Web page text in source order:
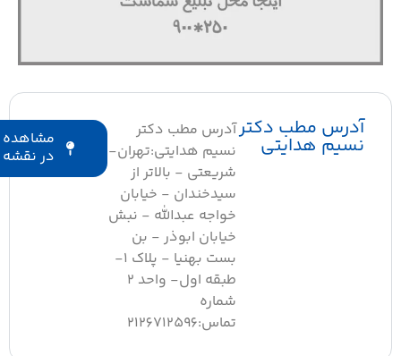
آدرس مطب دکتر
نسیم هدایتی
آدرس مطب دکتر
نسیم هدایتی:تهران-
شریعتی - بالاتر از
سیدخندان - خیابان
خواجه عبدالله - نبش
خیابان ابوذر - بن
بست بهنیا - پلاک 1-
طبقه اول- واحد 2
شماره
تماس:2126712596
مشاهده
در نقشه